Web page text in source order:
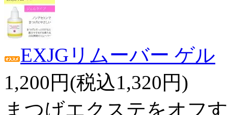
EXJGリムーバー ゲル
1,200円(税込1,320円)
まつげエクステをオフ